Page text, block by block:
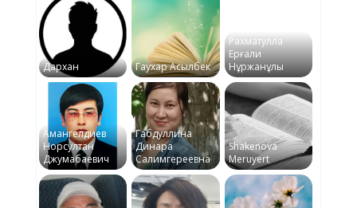
Дархан Гаухар Асылбек
Рахматулла
Ерғали
Нұржанұлы
Амангелдиев
Норсултан
Джумабаевич
Габдуллина
Динара
Салимгереевна
Shakenova
Meruyert